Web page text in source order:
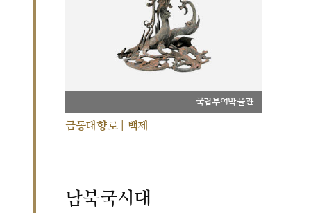
국립부여박물관
금동대향로 | 백제
남북국시대